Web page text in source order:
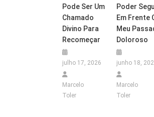
Pode Ser Um
Chamado
Divino Para
Recomeçar
julho 17, 2026
Marcelo
Toler
Poder
Em Frente
Meu
Doloroso
junho 18,
Marcelo
Toler